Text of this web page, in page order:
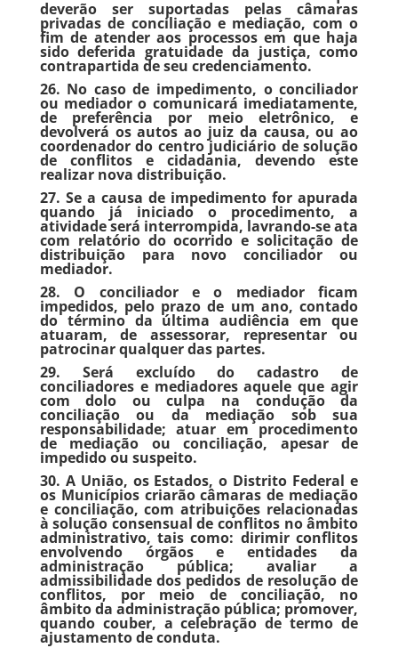
deverão ser suportadas pelas câmaras
privadas de conciliação e mediação, com o
fim de atender aos processos em que haja
sido deferida gratuidade da justiça, como
contrapartida de seu credenciamento.
26. No caso de impedimento, o conciliador
ou mediador o comunicará imediatamente,
de preferência por meio eletrônico, e
devolverá os autos ao juiz da causa, ou ao
coordenador do centro judiciário de solução
de conflitos e cidadania, devendo este
realizar nova distribuição.
27. Se a causa de impedimento for apurada
quando já iniciado o procedimento, a
atividade será interrompida, lavrando-se ata
com relatório do ocorrido e solicitação de
distribuição para novo conciliador ou
mediador.
28. O conciliador e o mediador ficam
impedidos, pelo prazo de um ano, contado
do término da última audiência em que
atuaram, de assessorar, representar ou
patrocinar qualquer das partes.
29. Será excluído do cadastro de
conciliadores e mediadores aquele que agir
com dolo ou culpa na condução da
conciliação ou da mediação sob sua
responsabilidade; atuar em procedimento
de mediação ou conciliação, apesar de
impedido ou suspeito.
30. A União, os Estados, o Distrito Federal e
os Municípios criarão câmaras de mediação
e conciliação, com atribuições relacionadas
à solução consensual de conflitos no âmbito
administrativo, tais como: dirimir conflitos
envolvendo órgãos e entidades da
administração pública; avaliar a
admissibilidade dos pedidos de resolução de
conflitos, por meio de conciliação, no
âmbito da administração pública; promover,
quando couber, a celebração de termo de
ajustamento de conduta.